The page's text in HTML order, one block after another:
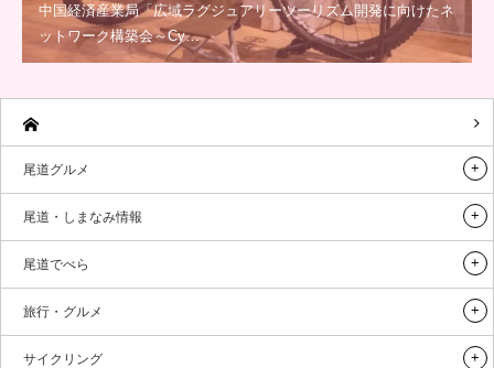
中国経済産業局「広域ラグジュアリーツーリズム開発に向けたネ
ットワーク構築会～Cy…
尾道グルメ
尾道・しまなみ情報
尾道でべら
旅行・グルメ
サイクリング